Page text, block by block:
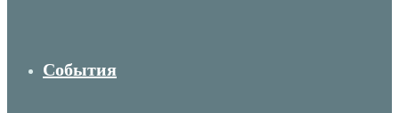
События